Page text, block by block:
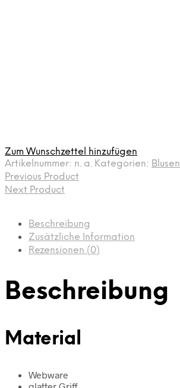
Zum Wunschzettel hinzufügen
Artikelnummer: n. a. Kategorien: Blusen
Previous Product
Next Product
Beschreibung
Zusätzliche Information
Rezensionen (0)
Beschreibung
Material
Webware